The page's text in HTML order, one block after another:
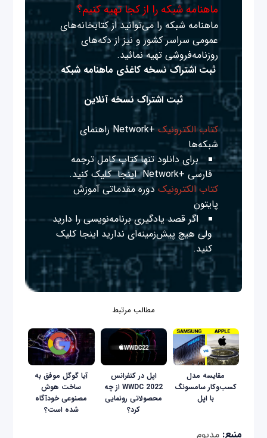
ماهنامه شبکه را از کجا تهیه کنیم؟
ماهنامه شبکه را می‌توانید از کتابخانه‌های
عمومی سراسر کشور و نیز از دکه‌های
روزنامه‌فروشی تهیه نمائید.
ثبت اشتراک نسخه کاغذی ماهنامه شبکه
ثبت اشتراک نسخه آنلاین
کتاب الکترونیک
+Network راهنمای
شبکه‌ها
برای دانلود تنها کتاب کامل ترجمه
فارسی +Network
اینجا کلیک کنید.
کتاب الکترونیک دوره مقدماتی آموزش
پایتون
اگر قصد یادگیری برنامه‌نویسی را دارید
ولی هیچ پیش‌زمینه‌ای نداریداینجا کلیک
کنید.
مطالب مرتبط
مقایسه مدل
کسب‌و‌کار سامسونگ
با اپل
اپل در کنفرانس
WWDC 2022 از چه
محصولاتی رونمایی
کرد؟
آیا گوگل موفق به
ساخت هوش
مصنوعی خودآگاه
شده است؟
منبع:مدیوم